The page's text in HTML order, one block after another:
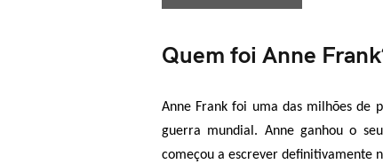
Quem foi Anne
Anne Frank foi uma das milhões de
guerra mundial. Anne ganhou o
começou a escrever definitivamente